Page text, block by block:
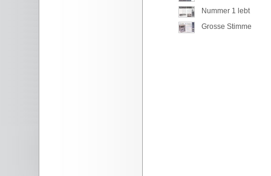
Nummer 1 lebt
Grosse Stimme